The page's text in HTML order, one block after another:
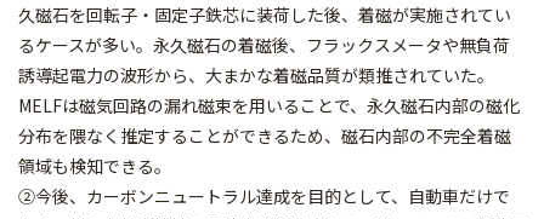
久磁石を回転子・固定子鉄芯に装荷した後、着磁が実施されてい
るケースが多い。永久磁石の着磁後、フラックスメータや無負荷
誘導起電力の波形から、大まかな着磁品質が類推されていた。
MELFは磁気回路の漏れ磁束を用いることで、永久磁石内部の磁化
分布を隈なく推定することができるため、磁石内部の不完全着磁
領域も検知できる。
②今後、カーボンニュートラル達成を目的として、自動車だけで